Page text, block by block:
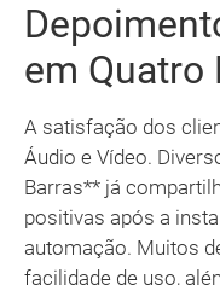
em Quatro
A satisfação dos
Áudio e Vídeo.
Barras** já
positivas após a
automação. Muitos
facilidade de uso,